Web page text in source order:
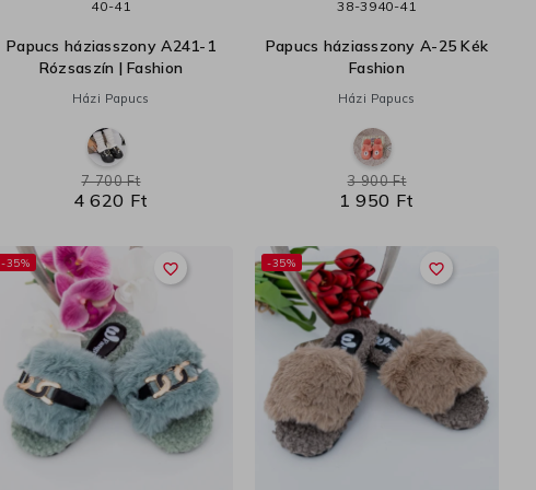
40-41
Papucs háziasszony A241-1
Rózsaszín | Fashion
Házi Papucs
4 620 Ft
7 700 Ft
38-3940-41
Papucs háziasszony A-25 Kék
Fashion
Házi Papucs
1 950 Ft
3 900 Ft
favorite_border
-35% favorite_border
-35%